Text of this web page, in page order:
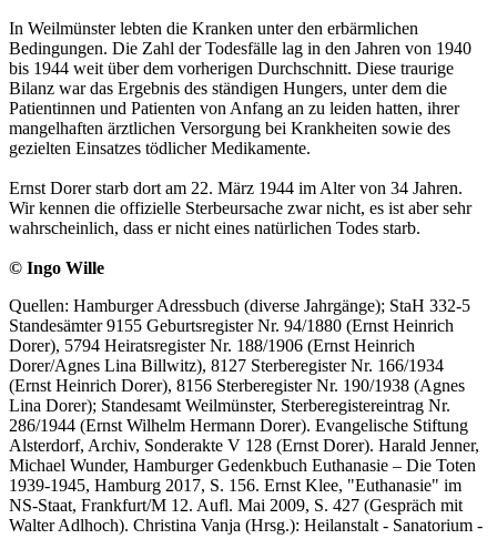
In Weilmünster lebten die Kranken unter den erbärmlichen
Bedingungen. Die Zahl der Todesfälle lag in den Jahren von 1940
bis 1944 weit über dem vorherigen Durchschnitt. Diese traurige
Bilanz war das Ergebnis des ständigen Hungers, unter dem die
Patientinnen und Patienten von Anfang an zu leiden hatten, ihrer
mangelhaften ärztlichen Versorgung bei Krankheiten sowie des
gezielten Einsatzes tödlicher Medikamente.
Ernst Dorer starb dort am 22. März 1944 im Alter von 34 Jahren.
Wir kennen die offizielle Sterbeursache zwar nicht, es ist aber sehr
wahrscheinlich, dass er nicht eines natürlichen Todes starb.
© Ingo Wille
Quellen: Hamburger Adressbuch (diverse Jahrgänge); StaH 332-5
Standesämter 9155 Geburtsregister Nr. 94/1880 (Ernst Heinrich
Dorer), 5794 Heiratsregister Nr. 188/1906 (Ernst Heinrich
Dorer/Agnes Lina Billwitz), 8127 Sterberegister Nr. 166/1934
(Ernst Heinrich Dorer), 8156 Sterberegister Nr. 190/1938 (Agnes
Lina Dorer); Standesamt Weilmünster, Sterberegistereintrag Nr.
286/1944 (Ernst Wilhelm Hermann Dorer). Evangelische Stiftung
Alsterdorf, Archiv, Sonderakte V 128 (Ernst Dorer). Harald Jenner,
Michael Wunder, Hamburger Gedenkbuch Euthanasie – Die Toten
1939-1945, Hamburg 2017, S. 156. Ernst Klee, "Euthanasie" im
NS-Staat, Frankfurt/M 12. Aufl. Mai 2009, S. 427 (Gespräch mit
Walter Adlhoch). Christina Vanja (Hrsg.): Heilanstalt - Sanatorium -